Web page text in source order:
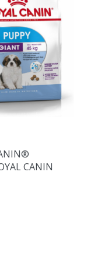
CANIN